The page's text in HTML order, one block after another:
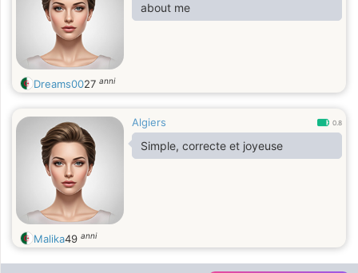
about me
Dreams0027 anni
Algiers 0.8
Simple, correcte et joyeuse
Malika49 anni